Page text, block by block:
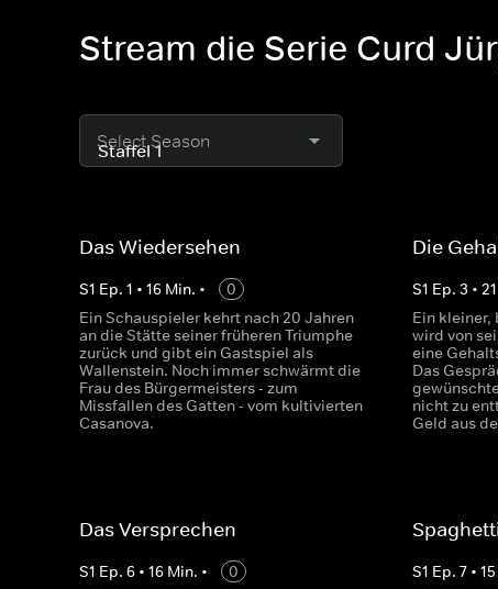
Stream die Serie Curd
Select Season
Das Wiedersehen
S1 Ep. 1 • 16 Min. •
0
Ein Schauspieler kehrt nach 20 Jahren
an die Stätte seiner früheren Triumphe
zurück und gibt ein Gastspiel als
Wallenstein. Noch immer schwärmt die
Frau des Bürgermeisters - zum
Missfallen des Gatten - vom kultivierten
Casanova.
Die
S1 Ep.3 •21
Ein kleiner,
wird von
eine
Das
nicht zu
Geld aus
Das Versprechen
S1 Ep. 6 • 16 Min. •
0
S1 Ep.7 •15